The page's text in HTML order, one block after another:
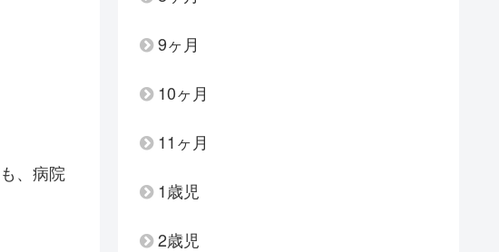
、病院
9ヶ月
10ヶ月
11ヶ月
1歳児
2歳児